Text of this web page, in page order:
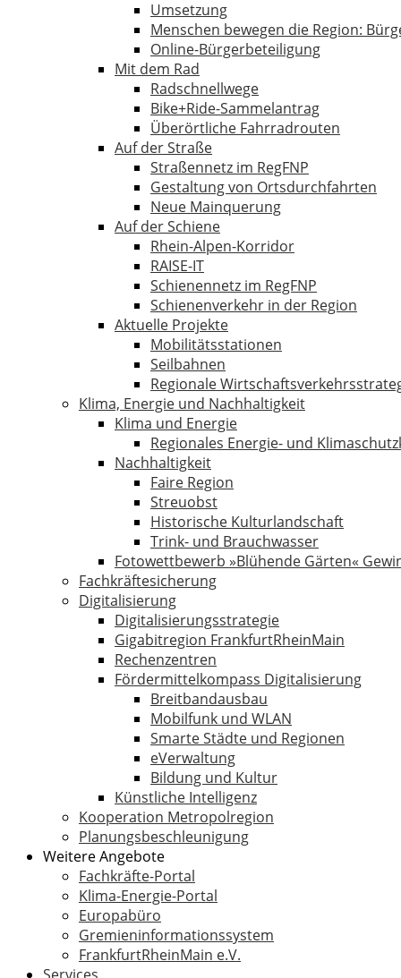
Umsetzung
Menschen bewegen die Region:
Online-Bürgerbeteiligung
Mit dem Rad
Radschnellwege
Bike+Ride-Sammelantrag
Überörtliche Fahrradrouten
Auf der Straße
Straßennetz im RegFNP
Gestaltung von Ortsdurchfahrten
Neue Mainquerung
Auf der Schiene
Rhein-Alpen-Korridor
RAISE-IT
Schienennetz im RegFNP
Schienenverkehr in der Region
Aktuelle Projekte
Mobilitätsstationen
Seilbahnen
Regionale
Klima, Energie und Nachhaltigkeit
Klima und Energie
Regionales Energie- und
Nachhaltigkeit
Faire Region
Streuobst
Historische Kulturlandschaft
Trink- und Brauchwasser
Fotowettbewerb »Blühende Gärten«
Fachkräftesicherung
Digitalisierung
Digitalisierungsstrategie
Gigabitregion FrankfurtRheinMain
Rechenzentren
Fördermittelkompass Digitalisierung
Breitbandausbau
Mobilfunk und WLAN
Smarte Städte und Regionen
eVerwaltung
Bildung und Kultur
Künstliche Intelligenz
Kooperation Metropolregion
Planungsbeschleunigung
Weitere Angebote
Fachkräfte-Portal
Klima-Energie-Portal
Europabüro
Gremieninformationssystem
FrankfurtRheinMain e.V.